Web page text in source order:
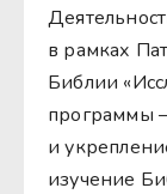
в рамках
Библии
программы
и
изучение